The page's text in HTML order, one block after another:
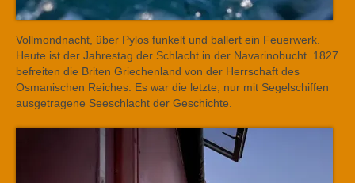
Vollmondnacht, über Pylos funkelt und ballert ein Feuerwerk.
Heute ist der Jahrestag der Schlacht in der Navarinobucht. 1827
befreiten die Briten Griechenland von der Herrschaft des
Osmanischen Reiches. Es war die letzte, nur mit Segelschiffen
ausgetragene Seeschlacht der Geschichte.